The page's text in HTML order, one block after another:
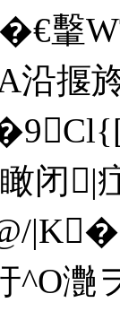
轚
沿揠
闭|
^O灔